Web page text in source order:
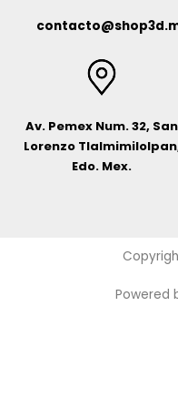
Av. Pemex Num. 32, San
Lorenzo
Edo. Mex.
Powered